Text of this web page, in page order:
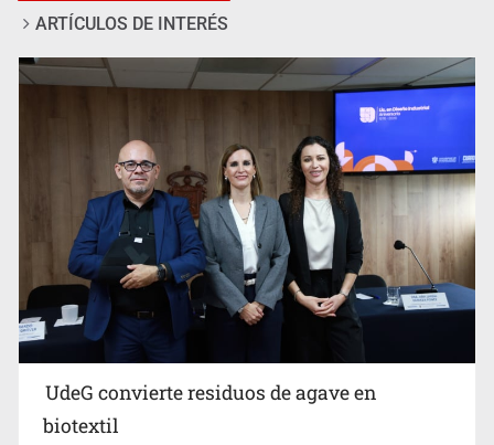
Ya hay solicitud de audiencia de imputación en caso Eli
Castro
ARTÍCULOS DE INTERÉS
UdeG convierte residuos de agave en
biotextil